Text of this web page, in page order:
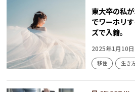
東大卒の私
でワーホリ
ズで入籍。
2025年1月10日
移住 生き